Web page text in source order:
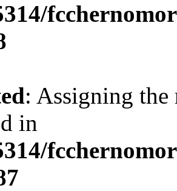
: Assigning the
in